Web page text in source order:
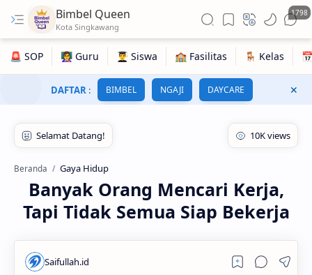
Bimbel Queen 1798
DAFTAR : BIMBEL NGAJI DAYCARE
Beranda Gaya Hidup
Banyak Orang Mencari Kerja,
Tapi Tidak Semua Siap Bekerja